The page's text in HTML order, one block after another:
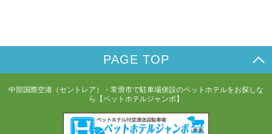
PAGE TOP
中部国際空港（セントレア）・常滑市で駐車場併設のペットホテルをお探しな
ら【ペットホテルジャンボ】